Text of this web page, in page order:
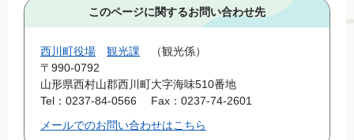
このページに関するお問い合わせ先
西川町役場 観光課
観光係
〒990-0792
山形県西村山郡西川町大字海味510番地
Tel：0237-84-0566
Fax：0237-74-2601
メールでのお問い合わせはこちら